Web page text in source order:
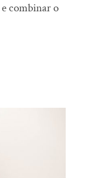
combinar o